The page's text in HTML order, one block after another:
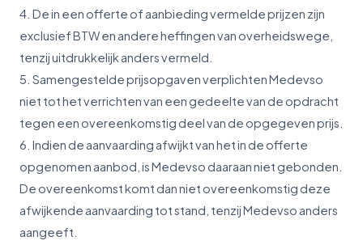
4. De in een offerte of aanbieding vermelde prijzen zijn
exclusief BTW en andere heffingen van overheidswege,
tenzij uitdrukkelijk anders vermeld.
5. Samengestelde prijsopgaven verplichten Medevso
niet tot het verrichten van een gedeelte van de opdracht
tegen een overeenkomstig deel van de opgegeven prijs.
6. Indien de aanvaarding afwijkt van het in de offerte
opgenomen aanbod, is Medevso daaraan niet gebonden.
De overeenkomst komt dan niet overeenkomstig deze
afwijkende aanvaarding tot stand, tenzij Medevso anders
aangeeft.